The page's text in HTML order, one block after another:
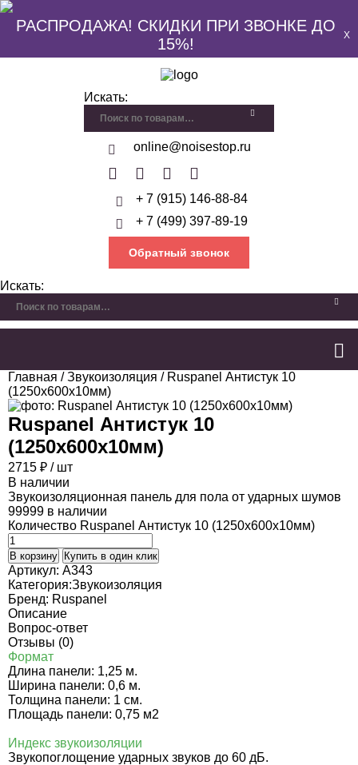
РАСПРОДАЖА! СКИДКИ ПРИ ЗВОНКЕ ДО
15%!
X
Искать:
online@noisestop.ru
+ 7 (915) 146-88-84
+ 7 (499) 397-89-19
Обратный звонок
Искать:
Главная /Звукоизоляция / Ruspanel Антистук 10
(1250х600х10мм)
Ruspanel Антистук 10
(1250х600х10мм)
2715 ₽ / шт
В наличии
Звукоизоляционная панель для пола от ударных шумов
99999 в наличии
Количество Ruspanel Антистук 10 (1250х600х10мм)
В корзину Купить в один клик
Артикул: A343
Категория:Звукоизоляция
Бренд: Ruspanel
Описание
Вопрос-ответ
Отзывы (0)
Формат
Длина панели: 1,25 м.
Ширина панели: 0,6 м.
Толщина панели: 1 см.
Площадь панели: 0,75 м2
Индекс звукоизоляции
Звукопоглощение ударных звуков до 60 дБ.